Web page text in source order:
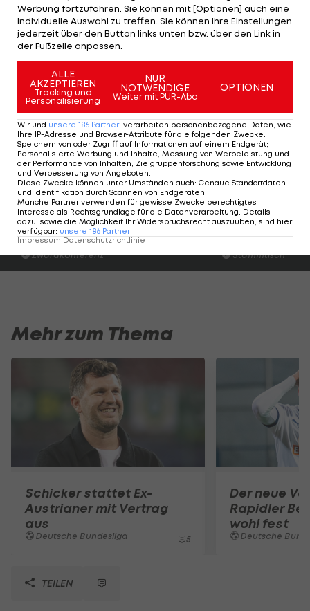
Widerstand seiner Vorgesetzten geerntet.
Nachdem Konkurrent FC Bayern München in
Nürnberg nicht über ein 1:1 hinausgekommen ist,
beträgt der Rückstand von Dortmund auf den
Rivalen nur zwei Punkte. Dies hat auch die BVB-
Hoffnungen neu belebt.
"Wir sind von tiefer Depression in ein Hurra-wir-
leben-noch gewechselt", bestätigt Zorc, "wir sind
noch da. Es ist noch nicht vorbei."
Der legendäre Durchmarsch des FC
Wacker Tirol I #Zwarakonferenz History
Zwarakonferenz
Am Stammtisch
Christopher Knett
Stammtisch
Mehr zum Thema
Schicker stattet Ex-
Austrianer mit Vertrag
aus
Deutsche Bundesliga 5
Der neue
Rapidler
wohl fest
Deutsche
TEILEN
Werbung fortzufahren. Sie können mit [Optionen] auch eine
individuelle Auswahl zu treffen. Sie können Ihre Einstellungen
jederzeit über den Button links unten bzw. über den Link in
der Fußzeile anpassen.
ALLE
AKZEPTIEREN
Tracking und
Personalisierung
NUR
NOTWENDIGE
Weiter mit PUR-Abo
OPTIONEN
Wir und unsere 186 Partner verarbeiten personenbezogene Daten, wie
Ihre IP-Adresse und Browser-Attribute für die folgenden Zwecke:
Speichern von oder Zugriff auf Informationen auf einem Endgerät;
Personalisierte Werbung und Inhalte, Messung von Werbeleistung und
der Performance von Inhalten, Zielgruppenforschung sowie Entwicklung
und Verbesserung von Angeboten.
Diese Zwecke können unter Umständen auch: Genaue Standortdaten
und Identifikation durch Scannen von Endgeräten.
Manche Partner verwenden für gewisse Zwecke berechtigtes
Interesse als Rechtsgrundlage für die Datenverarbeitung. Details
dazu, sowie die Möglichkeit Ihr Widerspruchsrecht auszuüben, sind hier
verfügbar: unsere 186 Partner
Impressum Datenschutzrichtlinie